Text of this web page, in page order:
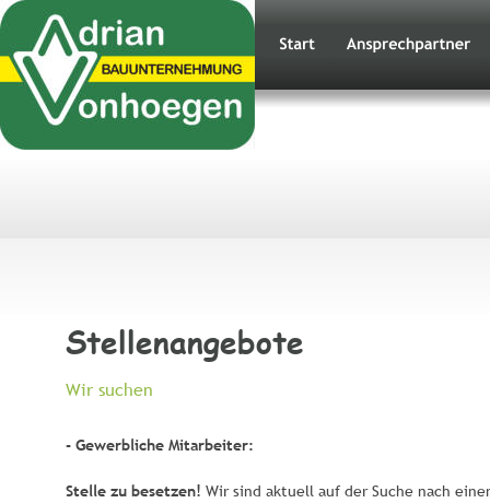
Stellenangebote
Wir suchen
- Gewerbliche Mitarbeiter:
Stelle zu besetzen! Wir sind aktuell auf der Suche nach